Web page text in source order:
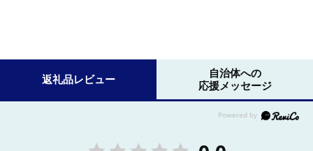
返礼品レビュー
自治体への
応援メッセージ